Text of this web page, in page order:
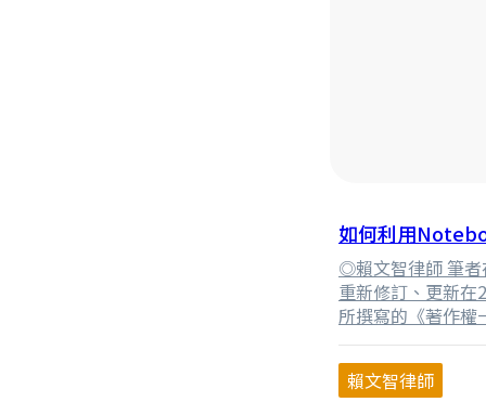
如何利用
◎賴文智律師 筆者
重新修訂、更新在
所撰寫的《著作權
用。《著作權一點
權條款台灣3.0版
眾下載或線上瀏
賴文智律師